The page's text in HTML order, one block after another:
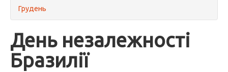
Грудень
День незалежності
Бразилії